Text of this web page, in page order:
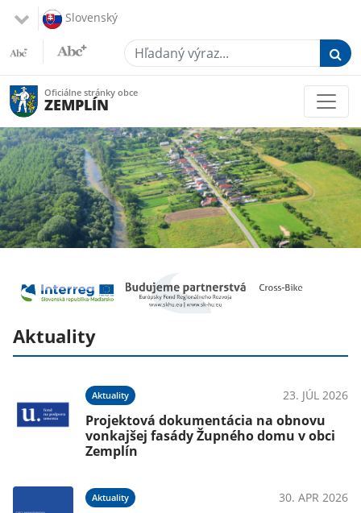
Slovenský
Hľadaný výraz...
Oficiálne stránky obce
ZEMPLÍN
Aktuality
Aktuality 23. JÚL 2026
Projektová dokumentácia na obnovu
vonkajšej fasády Župného domu v obci
Zemplín
Aktuality 30. APR 2026